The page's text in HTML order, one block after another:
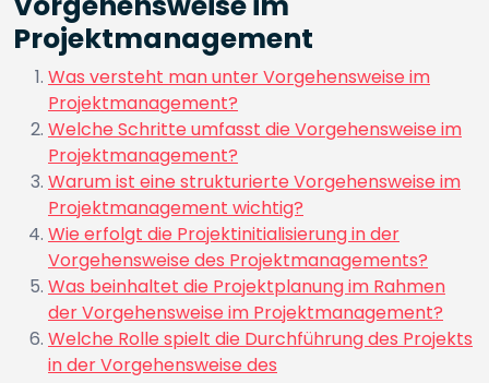
Projektmanagement
Was versteht man unter Vorgehensweise im
Projektmanagement?
Welche Schritte umfasst die Vorgehensweise im
Projektmanagement?
Warum ist eine strukturierte Vorgehensweise im
Projektmanagement wichtig?
Wie erfolgt die Projektinitialisierung in der
Vorgehensweise des Projektmanagements?
Was beinhaltet die Projektplanung im Rahmen
der Vorgehensweise im Projektmanagement?
Welche Rolle spielt die Durchführung des Projekts
in der Vorgehensweise des